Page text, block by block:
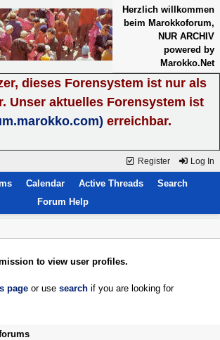
Herzlich willkommen
beim Marokkoforum,
NUR ARCHIV
powered by
Marokko.Net
dieses Forensystem ist nur als
Unser aktuelles Forensystem ist
erreichbar.
Register Log In
Calendar Active Threads
Search
Forum Help
to view user profiles.
page or use search if you are looking for